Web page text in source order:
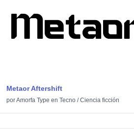
Metaor Aftershift
porAmorfa Type en Tecno/Ciencia ficción